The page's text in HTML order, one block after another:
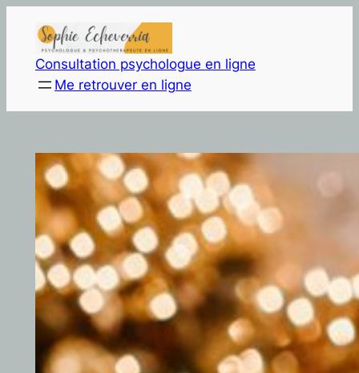
contenuConsultation psychologue en ligne
Me retrouver en ligne